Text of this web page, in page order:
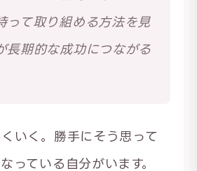
って取り組める方法を見
長期的な成功につながる
いく。勝手にそう思って
っている自分がいます。